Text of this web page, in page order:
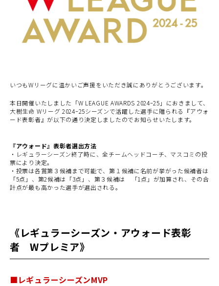
いつもW リーグに温かいご声援をいただき誠にありがとうございます。
本日開催いたしました「W LEAGUE AWARDS 2024ｰ25」におきまして、
大樹生命 Wリーグ 2024ｰ25シーズンで活躍した選手に贈られる『アウォ
ード表彰者』が以下の通り決定しましたのでお知らせいたします。
『アウォード』表彰者選出方法
・レギュラーシーズン終了時に、全チームヘッドコーチ、マスコミの投
票により決定。
・投票は各賞第３候補まで可能で、第１候補に名前が挙がった候補者は
「5点」、第2候補は「3点」、第３候補は 「1 点」が加算され、その合
計点が最も高かった選手が選出される。
《レギュラーシーズン・アウォード表彰
者 Wプレミア》
■レギュラーシーズンMVP